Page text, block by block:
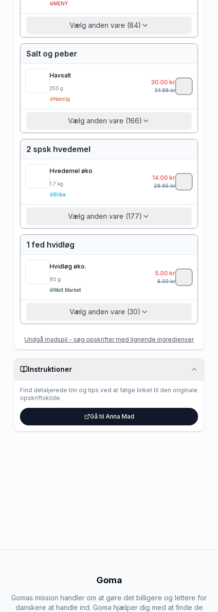
MENY
Vælg anden vare (84)
Salt og peber
Havsalt
250 g
Nemlig
30.00 kr
34.88kr
Vælg anden vare (166)
2 spsk hvedemel
Hvedemel øko
1.7 kg
Bilka
14.00 kr
29.95kr
Vælg anden vare (177)
1 fed hvidløg
Hvidløg øko.
80 g
Wolt Market
5.00 kr
9.00kr
Vælg anden vare (30)
Undgå madspil - søg opskrifter med lignende ingredienser
Instruktioner
Find detaljerede trin og tips ved at følge linket til den originale
opskriftskilde.
Gå til Anna Mad
Goma
Gomas mission handler om at gøre det billigere og lettere for
danskere at handle ind. Goma hjælper dig med at finde de